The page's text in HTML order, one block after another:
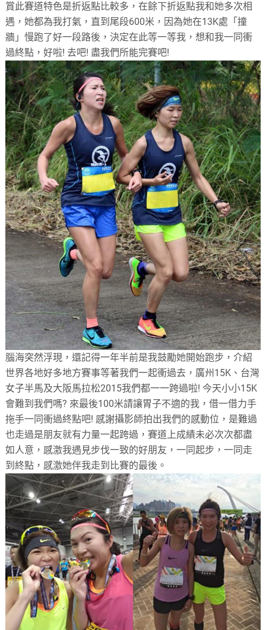
賞此賽道特色是折返點比較多，在餘下折返點我和她多次相
遇，她都為我打氣，直到尾段600米，因為她在13K處「撞
牆」慢跑了好一段路後，決定在此等一等我，想和我一同衝
過終點，好啦! 去吧! 盡我們所能完賽吧!
腦海突然浮現，還記得一年半前是我鼓勵她開始跑步，介紹
世界各地好多地方賽事等著我們一起衝過去，廣州15K、台灣
女子半馬及大阪馬拉松2015我們都一一跨過啦! 今天小小15K
會難到我們嗎? 來最後100米請讓胃子不適的我，借一借力手
拖手一同衝過終點吧! 感謝攝影師拍出我們的感動位，是難過
也走過是朋友就有力量一起跨過，賽道上成績未必次次都盡
如人意，感激我遇見步伐一致的好朋友，一同起步，一同走
到終點，感激她伴我走到比賽的最後。